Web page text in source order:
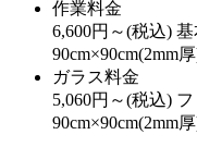
作業料金
6,600円～(税込)
90cm×90cm(2mm
ガラス料金
5,060円～(税込)
90cm×90cm(2mm